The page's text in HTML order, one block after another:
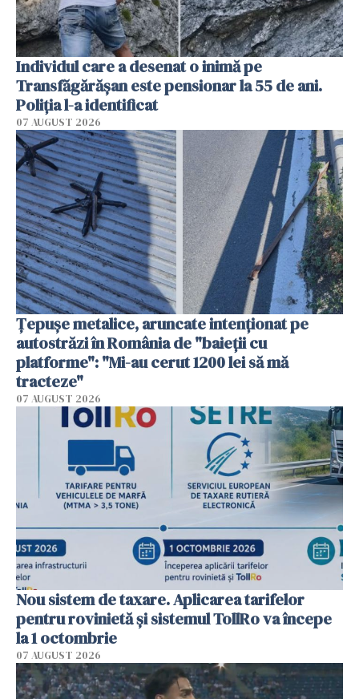
Individul care a desenat o inimă pe
Transfăgărășan este pensionar la 55 de ani.
Poliția l-a identificat
07 AUGUST 2026
Țepușe metalice, aruncate intenționat pe
autostrăzi în România de "baieții cu
platforme": "Mi-au cerut 1200 lei să mă
tracteze"
07 AUGUST 2026
Nou sistem de taxare. Aplicarea tarifelor
pentru rovinietă şi sistemul TollRo va începe
la 1 octombrie
07 AUGUST 2026